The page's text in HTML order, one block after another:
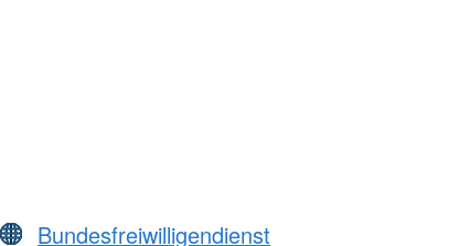
Bundesfreiwilligendienst